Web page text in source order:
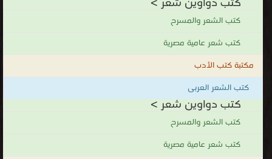
كتب الشعر والمسرح
كتب شعر عامية مصرية
مكتبة كتب الأدب
كتب الشعر العربى
كتب دواوين شعر >
كتب الشعر والمسرح
كتب شعر عامية مصرية